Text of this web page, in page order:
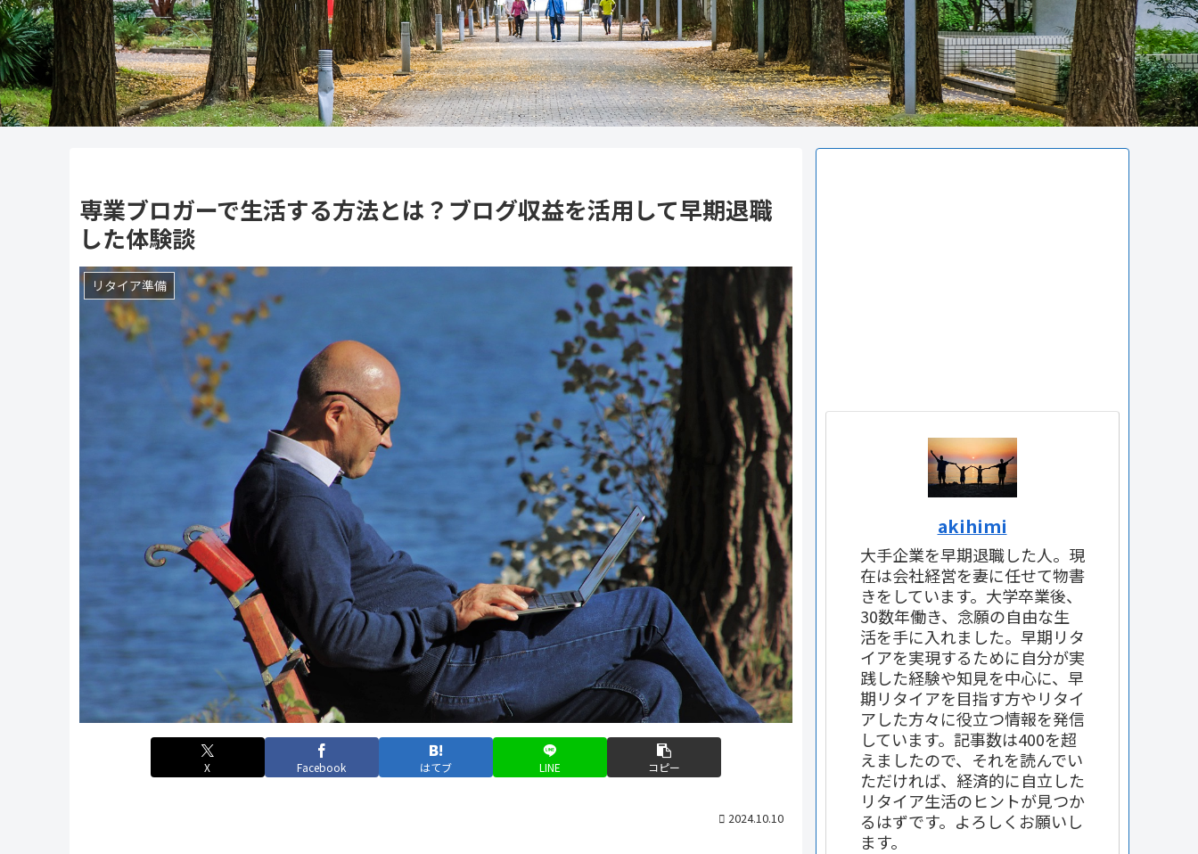
専業ブロガーで生活する方法とは？ブログ収益を活用して早期退職
した体験談
リタイア準備
X Facebook はてブ LINE コピー
2024.10.10
akihimi
大手企業を早期退職した人。現
在は会社経営を妻に任せて物書
きをしています。大学卒業後、
30数年働き、念願の自由な生
活を手に入れました。早期リタ
イアを実現するために自分が実
践した経験や知見を中心に、早
期リタイアを目指す方やリタイ
アした方々に役立つ情報を発信
しています。記事数は400を超
えましたので、それを読んでい
ただければ、経済的に自立した
リタイア生活のヒントが見つか
るはずです。よろしくお願いし
ます。